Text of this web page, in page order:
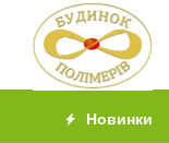
Новинки